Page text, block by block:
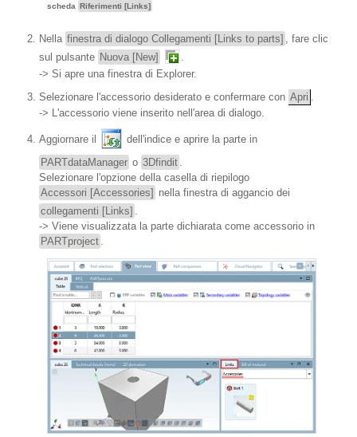
scheda Riferimenti [Links]
Nella finestra di dialogo Collegamenti [Links to parts]
, fare clic
sul pulsante Nuova [New]
-> Si apre una finestra di Explorer.
Selezionare l'accessorio desiderato e confermare con Apri
-> L'accessorio viene inserito nell'area di dialogo.
Aggiornare il
dell'indice e aprire la parte in
PARTdataManager o 3Dfindit
Selezionare l'opzione della casella di riepilogo
Accessori [Accessories] nella finestra di aggancio dei
collegamenti [Links]
-> Viene visualizzata la parte dichiarata come accessorio in
PARTproject